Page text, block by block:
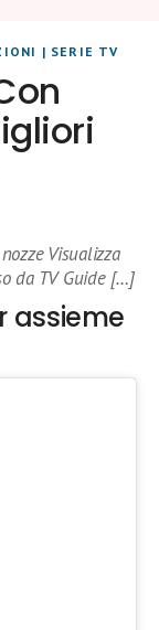
| SERIE TV
Visualizza
da TV Guide […]
assieme